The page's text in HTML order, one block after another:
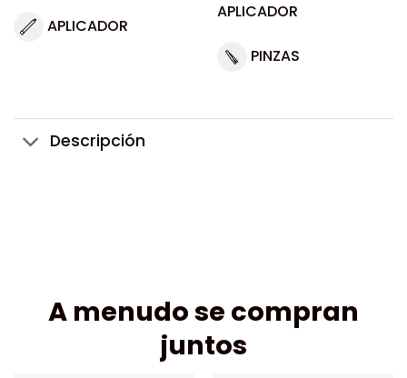
APLICADOR
APLICADOR
PINZAS
Descripción
A menudo se compran
juntos